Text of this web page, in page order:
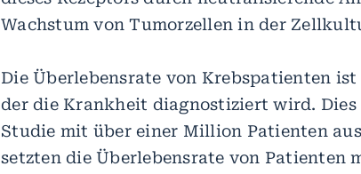
Wachstum von Tumorzellen in der
Die Überlebensrate von Krebspatienten
der die Krankheit diagnostiziert wird. Dies
Studie mit über einer Million Patienten
setzten die Überlebensrate von Patienten